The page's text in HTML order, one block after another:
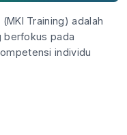
Training) adalah
berfokus pada
individu